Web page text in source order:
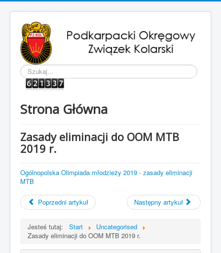
Szukaj...
Strona Główna
Zasady eliminacji do OOM MTB
2019 r.
Ogólnopolska Olimpiada młodzieży 2019 - zasady eliminacji
MTB
Poprzedni artykuł Następny artykuł
Jesteś tutaj: Start
Uncategorised
Zasady eliminacji do OOM MTB 2019 r.